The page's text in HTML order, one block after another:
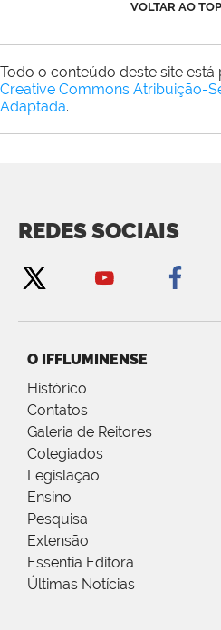
VOLTAR AO
Todo o conteúdo deste site
Creative Commons Atribuição-
Adaptada.
REDES SOCIAIS
O IFFLUMINENSE
Histórico
Contatos
Galeria de Reitores
Colegiados
Legislação
Ensino
Pesquisa
Extensão
Essentia Editora
Últimas Notícias